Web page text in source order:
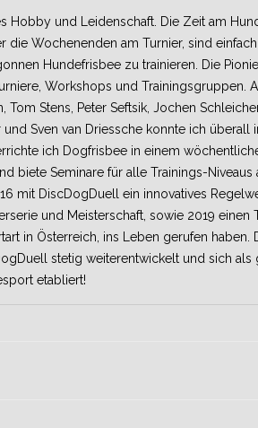
Hobby und Leidenschaft. Die Zeit am
die Wochenenden am Turnier, sind
Hundefrisbee zu trainieren. Die
Workshops und Trainingsgruppen.
Tom Stens, Peter Seftsik, Jochen
Sven van Driessche konnte ich überall
ich Dogfrisbee in einem
biete Seminare für alle Trainings-Niveaus
mit DiscDogDuell ein innovatives
und Meisterschaft, sowie 2019 einen
in Österreich, ins Leben gerufen haben.
stetig weiterentwickelt und sich als
etabliert!